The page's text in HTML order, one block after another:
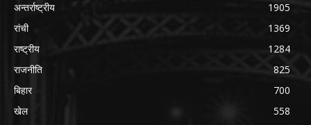
अन्तर्राष्ट्रीय
1905
रांची
1369
राष्ट्रीय
1284
राजनीति
825
बिहार
700
खेल
558